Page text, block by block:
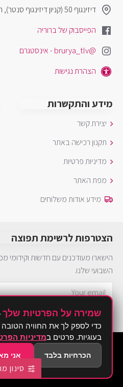
דיזינגוף 50 (קניון דיזינגוף סנטר), תל אביב
הפייסבוק של ברוריה
@brurya_tlv - אינסטגרם
הצהרת נגישות
מידע והתקשרות
יצירת קשר
תקנון רכישה באתר
מדיניות פרטיות
מפת האתר
מידע אודות משלוחים
הצטרפות לרשימת תפוצה
הישארו מעודכנים עם חדשות וקידומי
השבועי שלנו.
הינך חייב להסכים למדיניות פרטיות
©2026 Brurya TLV - ברוריה תחפושות
שמירה על הפרטיות שלך
כדי לספק לך את החוויה
בעוגיות. פרטים במדיניות
הכרחיות בלבד אני
סינון